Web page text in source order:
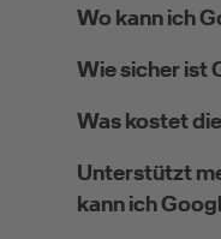
Wo kann ich
Wie sicher ist
Was kostet
Unterstützt
kann ich